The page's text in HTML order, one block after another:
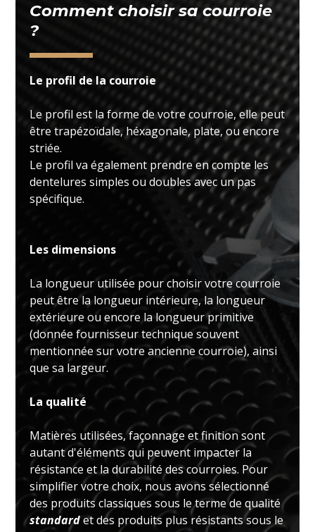
Comment choisir sa courroie
?
Le profil de la courroie
Le profil est la forme de votre courroie, elle peut
être trapézoïdale, héxagonale, plate, ou encore
striée.
Le profil va également prendre en compte les
dentelures simples ou doubles avec un pas
spécifique.
Les dimensions
La longueur utilisée pour choisir votre courroie
peut être la longueur intérieure, la longueur
extérieure ou encore la longueur primitive
(donnée fournisseur technique souvent
mentionnée sur votre ancienne courroie), ainsi
que sa largeur.
La qualité
Matières utilisées, façonnage et finition sont
autant d'éléments qui peuvent impacter la
résistance et la durabilité des courroies. Pour
simplifier votre choix, nous avons sélectionné
des produits classiques sous le terme de qualité
standardet des produits plus résistants sous le